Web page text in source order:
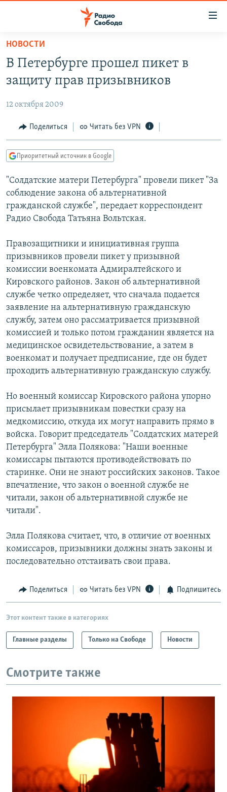
упрощенного
доступа
основному
Вернутся
главной
навигации
Вернутся
поиску
ПРОГРАММЫ
ПОДКАСТЫ
АВТОРСКИЕ ПРОЕКТЫ
ЦИТАТЫ СВОБОДЫ
МНЕНИЯ
IDEL.РЕАЛИИ
КАВКАЗ.РЕАЛИИ
СЕВЕР.РЕАЛИИ
СИБИРЬ.РЕАЛИИ
ПОДПИШИТЕСЬ НА РАССЫЛКУ
СОЦИАЛЬНЫЕ СЕТИ
Все сайты РСЕ/РС
НОВОСТИ
В Петербурге прошел пикет в
защиту прав призывников
12 октября 2009
Поделиться Читать без VPN
Приоритетный источник в Google
"Солдатские матери Петербурга" провели пикет "За
соблюдение закона об альтернативной
гражданской службе", передает корреспондент
Радио Свобода Татьяна Вольтская.
Правозащитники и инициативная группа
призывников провели пикет у призывной
комиссии военкомата Адмиралтейского и
Кировского районов. Закон об альтернативной
службе четко определяет, что сначала подается
заявление на альтернативную гражданскую
службу, затем оно рассматривается призывной
комиссией и только потом гражданин является на
медицинское освидетельствование, а затем в
военкомат и получает предписание, где он будет
проходить альтернативную гражданскую службу.
Но военный комиссар Кировского района упорно
присылает призывникам повестки сразу на
медкомиссию, откуда их могут направить прямо в
войска. Говорит председатель "Солдатских матерей
Петербурга" Элла Полякова: "Наши военные
комиссары пытаются противодействовать по
старинке. Они не знают российских законов. Такое
впечатление, что закон о военной службе не
читали, закон об альтернативной службе не
читали".
Элла Полякова считает, что, в отличие от военных
комиссаров, призывники должны знать законы и
последовательно отстаивать свои права.
Поделиться Читать без VPN Подпишитесь
Этот контент также в категориях
Главные разделы Только на Свободе Новости
Смотрите также